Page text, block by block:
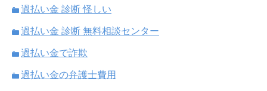
過払い金 診断 怪しい
過払い金 診断 無料相談センター
過払い金で詐欺
過払い金の弁護士費用